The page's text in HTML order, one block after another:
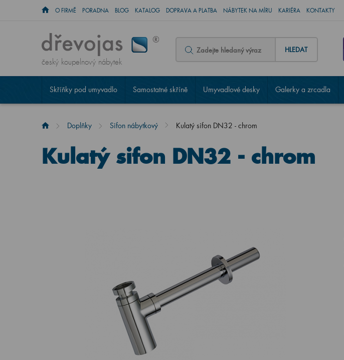
O FIRMĚ PORADNA BLOG KATALOG DOPRAVA A PLATBA NÁBYTEK NA MÍRU KARIÉRA KONTAKTY
český koupelnový nábytek
HLEDAT
Skříňky pod umyvadlo Samostatné skříně Umyvadlové desky Galerky a zrcadla
Doplňky Sifon nábytkový Kulatý sifon DN32 - chrom
Kulatý sifon DN32 - chrom